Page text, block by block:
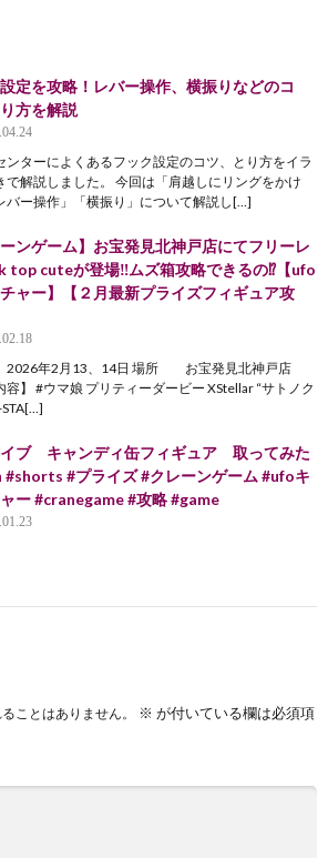
定を攻略！レバー操作、横振りなどのコ
方を解説
ンターによくあるフック設定のコツ、とり方をイラ
で解説しました。 今回は「肩越しにリングをかけ
バー操作」「横振り」について解説し[…]
ーンゲーム】お宝発見北神戸店にてフリーレ
top cuteが登場‼️ムズ箱攻略できるの⁉️【ufo
ャー】【２月最新プライズフィギュア攻
年2月13、14日 場所 お宝発見北神戸店
容】 #ウマ娘 プリティーダービー XStellar “サトノク
STA[…]
ブ キャンディ缶フィギュア 取ってみた
#shorts #プライズ #クレーンゲーム #ufoキ
ー #cranegame #攻略 #game
ことはありません。 ※ が付いている欄は必須項